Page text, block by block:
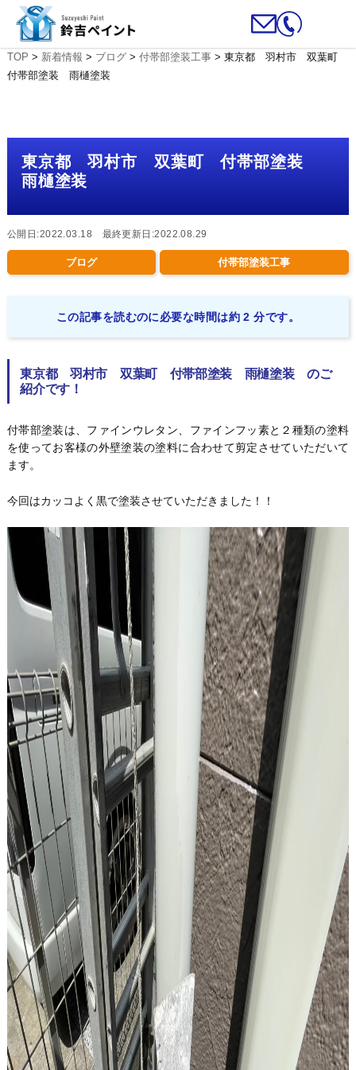
TOP > 新着情報 > ブログ> 付帯部塗装工事> 東京都 羽村市 双葉町
付帯部塗装 雨樋塗装
東京都 羽村市 双葉町 付帯部塗装
雨樋塗装
公開日:2022.03.18 最終更新日:2022.08.29
ブログ 付帯部塗装工事
この記事を読むのに必要な時間は約 2 分です。
東京都 羽村市 双葉町 付帯部塗装 雨樋塗装 のご
紹介です！
付帯部塗装は、ファインウレタン、ファインフッ素と２種類の塗料
を使ってお客様の外壁塗装の塗料に合わせて剪定させていただいて
ます。
今回はカッコよく黒で塗装させていただきました！！